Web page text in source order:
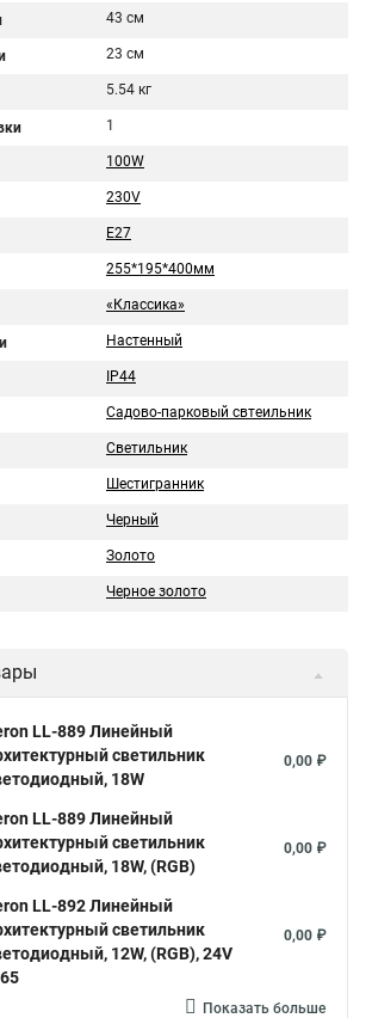
43 см
23 см
5.54 кг
1
100W
230V
E27
255*195*400мм
«Классика»
Настенный
IP44
Садово-парковый свтеильник
Светильник
Шестигранник
Черный
Золото
Черное золото
LL-889 Линейный
светильник
18W
0,00 ₽
LL-889 Линейный
светильник
18W, (RGB)
0,00 ₽
LL-892 Линейный
светильник
12W, (RGB), 24V
0,00 ₽
Показать больше